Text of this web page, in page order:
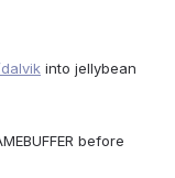
into jellybean
before